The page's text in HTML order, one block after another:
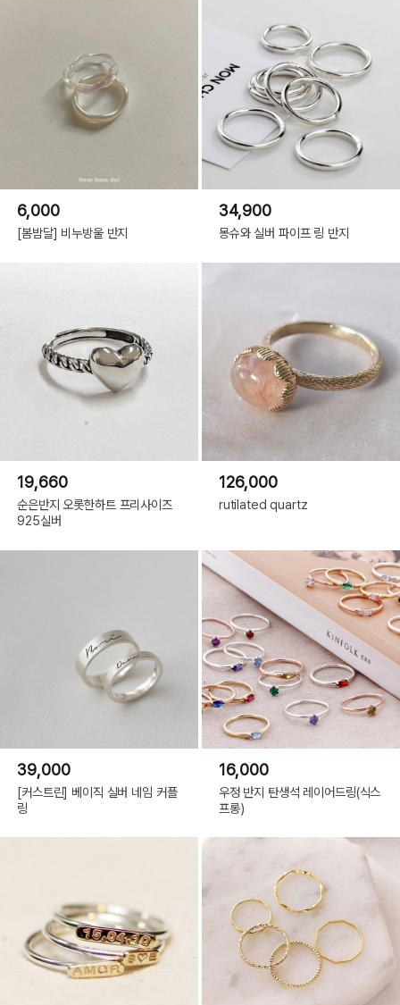
6,000
[봄밤달] 비누방울 반지
34,900
몽슈와 실버 파이프 링 반지
19,660
순은반지 오롯한하트 프리사이즈
925실버
126,000
rutilated quartz
39,000
[커스트린] 베이직 실버 네임 커플
링
16,000
우정 반지 탄생석 레이어드링(식스
프롱)